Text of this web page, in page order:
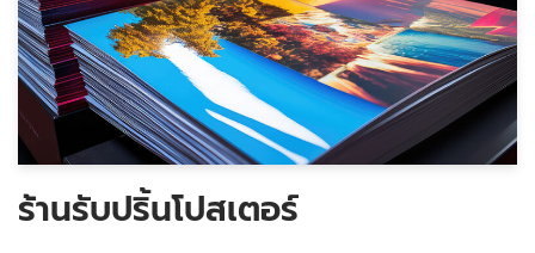
ร้านรับปริ้นโปสเตอร์